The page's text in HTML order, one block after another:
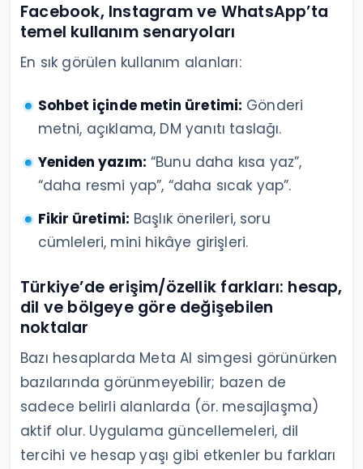
Facebook, Instagram ve WhatsApp’ta
temel kullanım senaryoları
En sık görülen kullanım alanları:
Sohbet içinde metin üretimi: Gönderi
metni, açıklama, DM yanıtı taslağı.
Yeniden yazım: “Bunu daha kısa yaz”,
“daha resmi yap”, “daha sıcak yap”.
Fikir üretimi: Başlık önerileri, soru
cümleleri, mini hikâye girişleri.
Türkiye’de erişim/özellik farkları: hesap,
dil ve bölgeye göre değişebilen
noktalar
Bazı hesaplarda Meta AI simgesi görünürken
bazılarında görünmeyebilir; bazen de
sadece belirli alanlarda (ör. mesajlaşma)
aktif olur. Uygulama güncellemeleri, dil
tercihi ve hesap yaşı gibi etkenler bu farkları